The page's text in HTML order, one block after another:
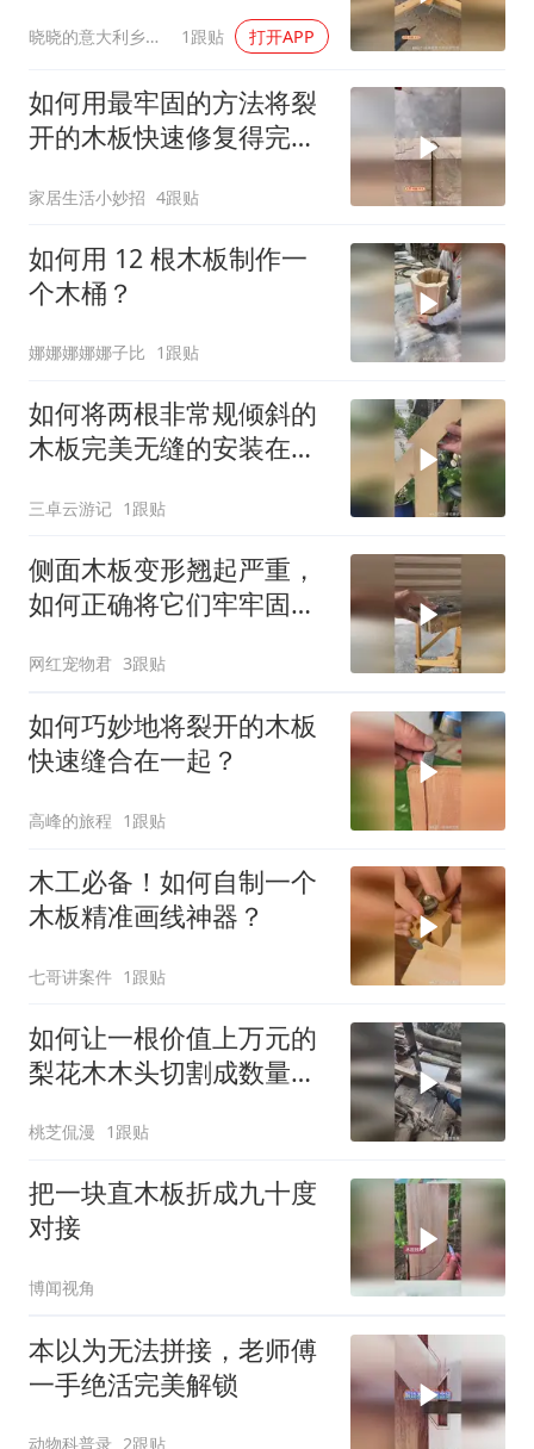
晓晓的意大利乡村生活 1跟贴 打开APP
如何用最牢固的方法将裂
开的木板快速修复得完美
家居生活小妙招 4跟贴
如何用 12 根木板制作一
个木桶？
娜娜娜娜娜子比 1跟贴
如何将两根非常规倾斜的
木板完美无缝的安装在一
三卓云游记 1跟贴
侧面木板变形翘起严重，
如何正确将它们牢牢固定
网红宠物君 3跟贴
如何巧妙地将裂开的木板
快速缝合在一起？
高峰的旅程 1跟贴
木工必备！如何自制一个
木板精准画线神器？
七哥讲案件 1跟贴
如何让一根价值上万元的
梨花木木头切割成数量最
桃芝侃漫 1跟贴
把一块直木板折成九十度
对接
博闻视角
本以为无法拼接，老师傅
一手绝活完美解锁
动物科普录 2跟贴